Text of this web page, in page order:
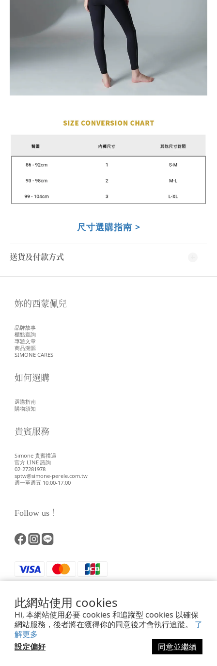
此網站使用 cookies
Hi, 本網站使用必要 cookies 和追蹤型 cookies 以確保
網站服務，後者將在獲得你的同意後才會執行追蹤。 了
解更多
設定偏好
同意並繼續
尺寸選購指南 >
送貨及付款方式
立即購買
妳的西蒙佩兒
品牌故事
櫃點查詢
專題文章
商品溯源
SIMONE CARES
如何選購
選購指南
購物須知
貴賓服務
Simone 貴賓禮遇
官方 LINE 諮詢
02-27281978
sptw@simone-perele.com.tw
週一至週五 10:00-17:00
Follow us！
Powered by SHOPLINE